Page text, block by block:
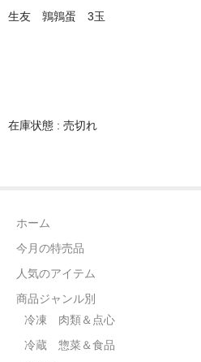
酒類
ピータン・塩漬け卵
言語:
生友 鶉鶉蛋 3玉
在庫状態 : 売切れ
ホーム
今月の特売品
人気のアイテム
商品ジャンル別
冷凍 肉類＆点心
冷蔵 惣菜＆食品